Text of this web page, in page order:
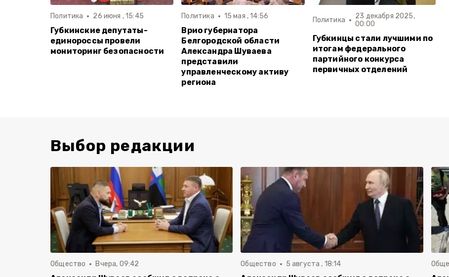
Политика 26 июня , 15:45
Губкинские депутаты-
единороссы провели
мониторинг безопасности
Политика 15 мая , 14:56
Врио губернатора
Белгородской области
Александра Шуваева
представили
управленческому активу
региона
Политика
23 декабря 2025,
00:00
Губкинцы стали лучшими по
итогам федерального
партийного конкурса
первичных отделений
Выбор редакции
Общество Вчера, 09:42 Общество 5 августа , 18:14